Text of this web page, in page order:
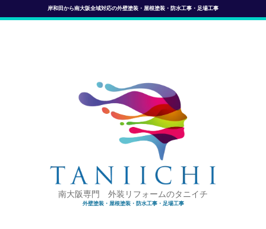
岸和田から南大阪全域対応の外壁塗装・屋根塗装・防水工事・足場工事
南大阪専門 外装リフォームのタニイチ
外壁塗装・屋根塗装・防水工事・足場工事